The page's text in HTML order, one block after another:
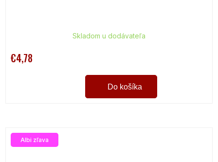
Skladom u dodávateľa
€4,78
Do košíka
Albi zľava